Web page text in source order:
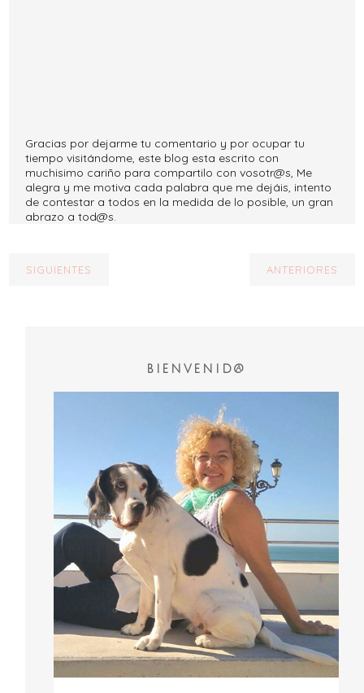
Gracias por dejarme tu comentario y por ocupar tu
tiempo visitándome, este blog esta escrito con
muchisimo cariño para compartilo con vosotr@s, Me
alegra y me motiva cada palabra que me dejáis, intento
de contestar a todos en la medida de lo posible, un gran
abrazo a tod@s.
SIGUIENTES ANTERIORES
BIENVENID@